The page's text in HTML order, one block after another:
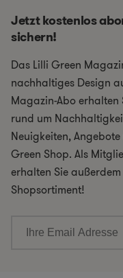
Jetzt kostenlos
sichern!
Das Lilli Green
nachhaltiges Design
Magazin-Abo erhalten
rund um
Neuigkeiten,
Green Shop. Als
erhalten Sie
Shopsortiment!